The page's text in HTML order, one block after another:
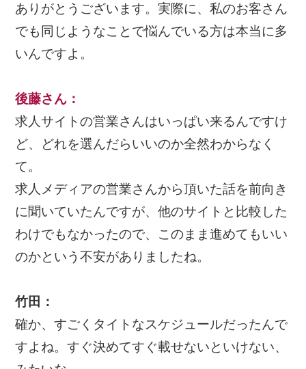
ありがとうございます。実際に、私のお客さん
でも同じようなことで悩んでいる方は本当に多
いんですよ。
後藤さん：
求人サイトの営業さんはいっぱい来るんですけ
ど、どれを選んだらいいのか全然わからなく
て。
求人メディアの営業さんから頂いた話を前向き
に聞いていたんですが、他のサイトと比較した
わけでもなかったので、このまま進めてもいい
のかという不安がありましたね。
竹田：
確か、すごくタイトなスケジュールだったんで
すよね。すぐ決めてすぐ載せないといけない、